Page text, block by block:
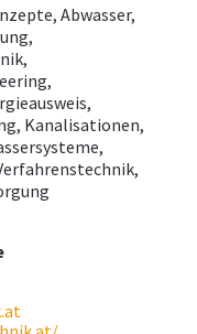
Abwasser,
Kanalisationen,